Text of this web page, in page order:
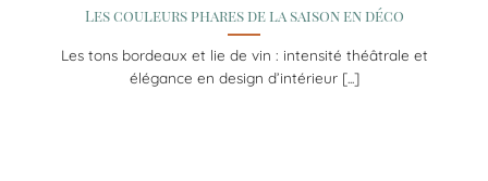
Les couleurs phares de la saison en déco
Les tons bordeaux et lie de vin : intensité théâtrale et
élégance en design d’intérieur [...]